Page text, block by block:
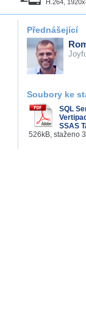
H.264,
Přednášející
Soubory ke
SQL
SSAS
526kB, staženo